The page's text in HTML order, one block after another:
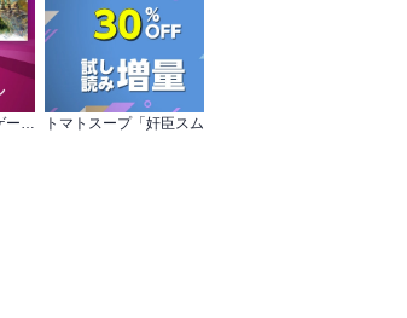
【ガンガン読もうぜ!スクエニ夏祭り!!2026】 ゲーム関連書籍 夏のレベルアップ読書キャンペーン